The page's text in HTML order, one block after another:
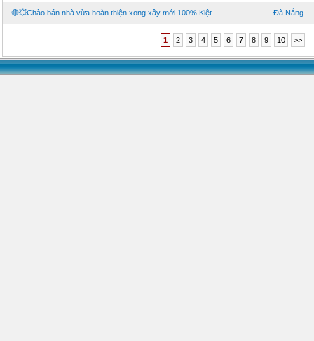
🔴💥Chào bán nhà vừa hoàn thiện xong xây mới 100% Kiệt ... Đà Nẵng
1 2 3 4 5 6 7 8 9 10 >>